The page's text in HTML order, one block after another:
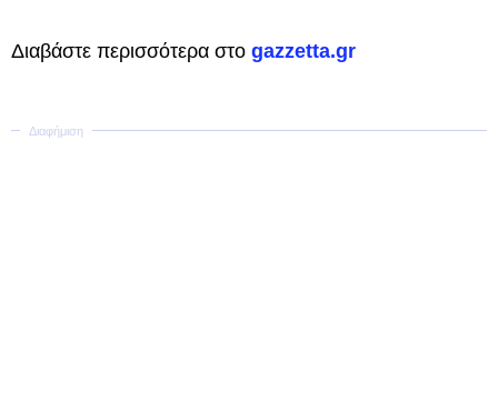
Διαβάστε περισσότερα στο gazzetta.gr